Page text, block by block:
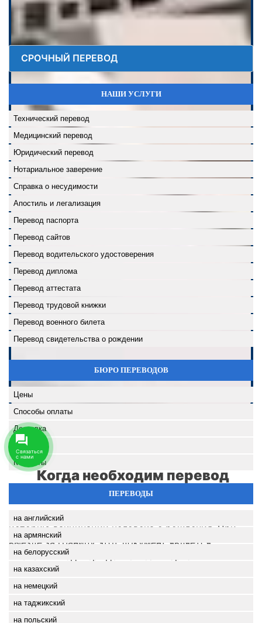
Когда необходим перевод
карты прививок?
Карта профилактических прививок содержит всю
историю вакцинации человека с рождения. При
выезде за границу этот документ является
ключевым подтверждением санитарно-
эпидемиологического соответствия. Перевод
формы 063/о чаще всего требуется в следующих
случаях:
СРОЧНЫЙ ПЕРЕВОД
НАШИ УСЛУГИ
Технический перевод
Медицинский перевод
Юридический перевод
Нотариальное заверение
Справка о несудимости
Апостиль и легализация
Перевод паспорта
Перевод сайтов
Перевод водительского удостоверения
Перевод диплома
Перевод аттестата
Перевод трудовой книжки
Перевод военного билета
Перевод свидетельства о рождении
БЮРО ПЕРЕВОДОВ
Цены
Способы оплаты
Доставка
Вакансии
Контакты
ПЕРЕВОДЫ
на английский
на армянский
на белорусский
на казахский
на немецкий
на таджикский
на польский